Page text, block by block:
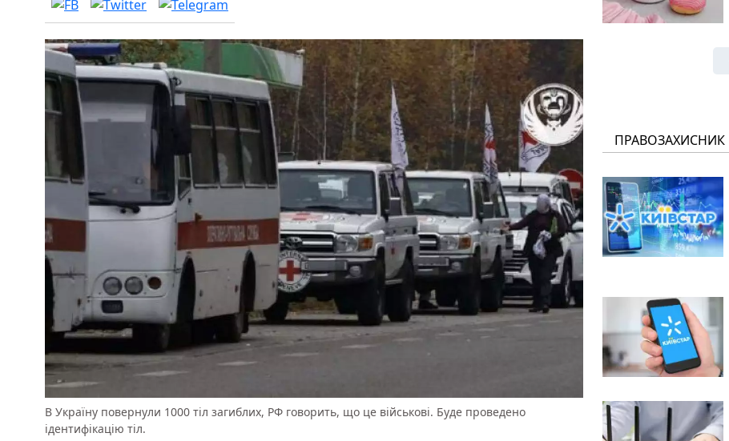
В Україну повернули 1000 тіл загиблих, РФ говорить, що це військові. Буде проведено
ідентифікацію тіл.
ПРАВОЗАХИСНИК